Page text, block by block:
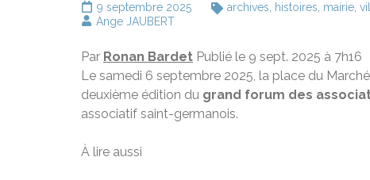
9 septembre 2025 archives histoires mairie
Ange JAUBERT
Par Ronan Bardet Publié le 9 sept. 2025 à 7h16
Le samedi 6 septembre 2025, la place du
deuxième édition du grand forum des
associatif saint-germanois.
À lire aussi